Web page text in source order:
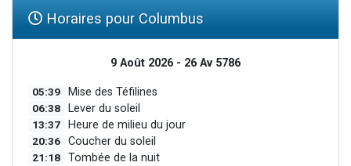
Horaires pour Columbus
9 Août 2026 - 26 Av 5786
05:39 Mise des Téfilines
06:38 Lever du soleil
13:37 Heure de milieu du jour
20:36 Coucher du soleil
21:18 Tombée de la nuit